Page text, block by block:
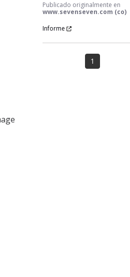
Publicado originalmente en
www.sevenseven.com (co)
Informe
1